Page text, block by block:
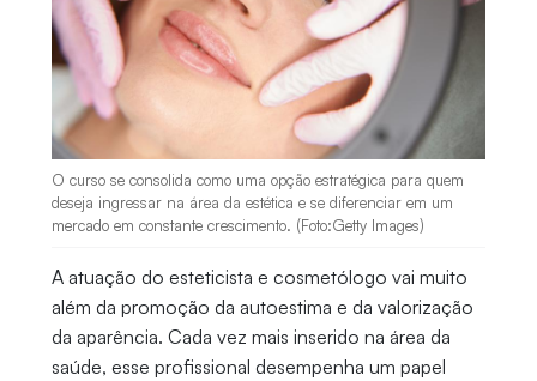
O curso se consolida como uma opção estratégica para quem
deseja ingressar na área da estética e se diferenciar em um
mercado em constante crescimento. (Foto:Getty Images)
A atuação do esteticista e cosmetólogo vai muito
além da promoção da autoestima e da valorização
da aparência. Cada vez mais inserido na área da
saúde, esse profissional desempenha um papel